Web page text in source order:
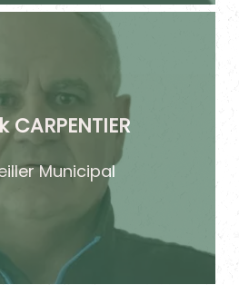
CARPENTIER
Municipal